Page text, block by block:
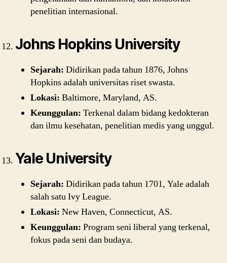
penelitian internasional.
Johns Hopkins University
Sejarah: Didirikan pada tahun 1876, Johns
Hopkins adalah universitas riset swasta.
Lokasi: Baltimore, Maryland, AS.
Keunggulan: Terkenal dalam bidang kedokteran
dan ilmu kesehatan, penelitian medis yang unggul.
Yale University
Sejarah: Didirikan pada tahun 1701, Yale adalah
salah satu Ivy League.
Lokasi: New Haven, Connecticut, AS.
Keunggulan: Program seni liberal yang terkenal,
fokus pada seni dan budaya.